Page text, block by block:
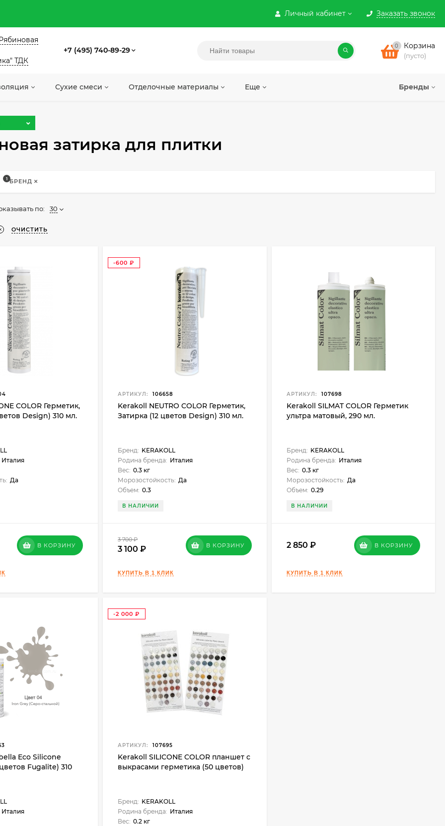
Личный кабинет Заказать звонок
ТДК
+7 (495) 740-89-29 0 Корзина
(пусто)
Бренды
Сухие смеси Отделочные материалы Еще
затирка для плитки
БРЕНД
1
по: 30
ОЧИСТИТЬ
COLOR Герметик,
Design) 310 мл.
Италия
Да
В КОРЗИНУ
-600
АРТИКУЛ: 106658
Kerakoll NEUTRO COLOR Герметик,
Затирка (12 цветов Design) 310 мл.
Бренд: KERAKOLL
Родина бренда: Италия
Вес: 0.3 кг
Морозостойкость: Да
Объем: 0.3
В НАЛИЧИИ
3 700 ₽
3 100 В КОРЗИНУ
АРТИКУЛ: 107698
Kerakoll SILMAT COLOR Герметик
ультра матовый, 290 мл.
Бренд: KERAKOLL
Родина бренда: Италия
Вес: 0.3 кг
Морозостойкость: Да
Объем: 0.29
В НАЛИЧИИ
2 850 В КОРЗИНУ
Eco Silicone
Fugalite) 310
Италия
-2 000
АРТИКУЛ: 107695
Kerakoll SILICONE COLOR планшет с
выкрасами герметика (50 цветов)
Бренд: KERAKOLL
Родина бренда: Италия
Вес: 0.2 кг